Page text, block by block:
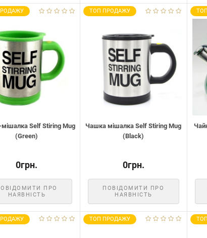
Self Stiring Mug
(Green)
0грн.
ПРО
НАЯВНІСТЬ
ТОП ПРОДАЖУ
Чашка мішалка Self Stiring Mug
(Black)
0грн.
ПОВІДОМИТИ ПРО
НАЯВНІСТЬ
ТОП ПРОДАЖУ